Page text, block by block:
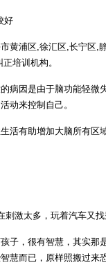
黄浦区,徐汇区,长宁
培训机构。
病因是由于脑功能轻
动来控制自己。
活有助增加大脑所有区
激太多，玩着汽车又
，很有智慧，其实那
慧而已，原样照搬过来